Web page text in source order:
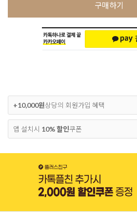
구매하기
+10,000원상당의 회원가입 혜택
앱 설치시 10% 할인쿠폰